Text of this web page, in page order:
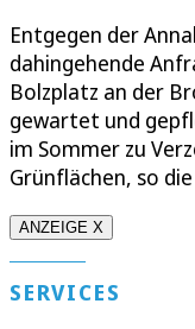
Entgegen der
dahingehende
Bolzplatz an der
gewartet und
im Sommer zu
Grünflächen, so
ANZEIGE X
SERVICES